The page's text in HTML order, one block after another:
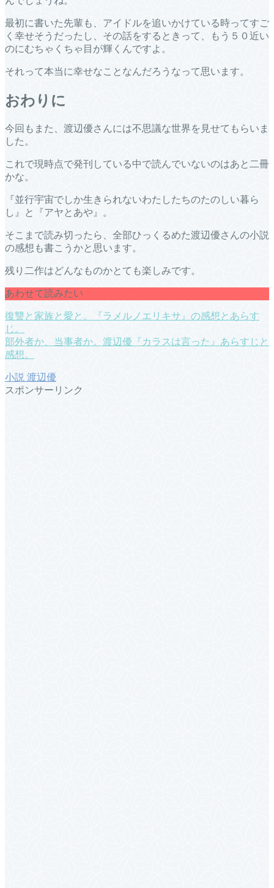
最初に書いた先輩も、アイドルを追いかけている時ってすご
く幸せそうだったし、その話をするときって、もう５０近い
のにむちゃくちゃ目が輝くんですよ。
それって本当に幸せなことなんだろうなって思います。
おわりに
今回もまた、渡辺優さんには不思議な世界を見せてもらいま
した。
これで現時点で発刊している中で読んでいないのはあと二冊
かな。
『並行宇宙でしか生きられないわたしたちのたのしい暮ら
し』と『アヤとあや』。
そこまで読み切ったら、全部ひっくるめた渡辺優さんの小説
の感想も書こうかと思います。
残り二作はどんなものかとても楽しみです。
あわせて読みたい
復讐と家族と愛と。『ラメルノエリキサ』の感想とあらす
じ。
部外者か、当事者か。渡辺優『カラスは言った』あらすじと
感想。
小説 渡辺優
スポンサーリンク